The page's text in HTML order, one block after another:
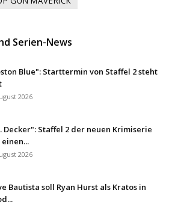
Serien-News
Blue": Starttermin von Staffel 2 steht
2026
Decker": Staffel 2 der neuen Krimiserie
2026
Bautista soll Ryan Hurst als Kratos in